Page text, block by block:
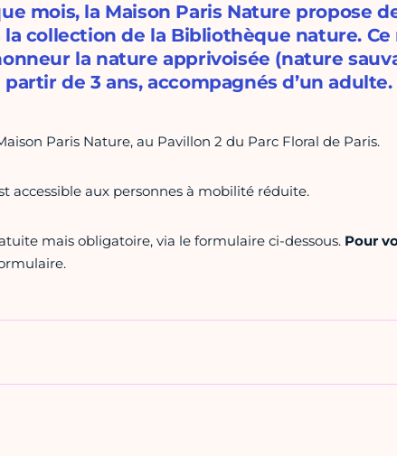
mois, la Maison Paris Nature propose
la collection de la Bibliothèque nature.
la nature apprivoisée (nature
de 3 ans, accompagnés d’un adulte.
Paris Nature, au Pavillon 2 du Parc Floral de Paris.
accessible aux personnes à mobilité réduite.
mais obligatoire, via le formulaire ci-dessous. Pour